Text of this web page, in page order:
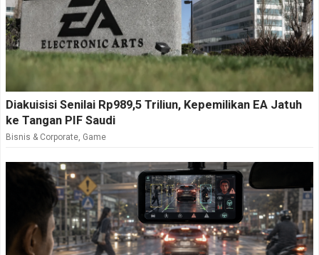
Diakuisisi Senilai Rp989,5 Triliun, Kepemilikan EA Jatuh
ke Tangan PIF Saudi
Bisnis & Corporate, Game